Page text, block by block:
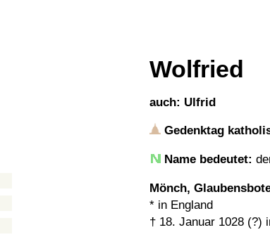
Wolfried
auch: Ulfrid
Gedenktag
Name bedeutet:
Mönch,
* in England
† 18. Januar 1028 (?)